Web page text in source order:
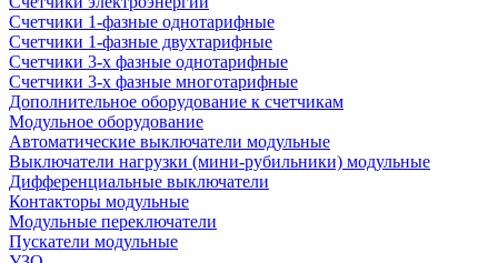
Счетчики 1-фазные однотарифные
Счетчики 1-фазные двухтарифные
Счетчики 3-х фазные однотарифные
Счетчики 3-х фазные многотарифные
Дополнительное оборудование к счетчикам
Модульное оборудование
Автоматические выключатели модульные
Выключатели нагрузки (мини-рубильники) модульные
Дифференциальные выключатели
Контакторы модульные
Модульные переключатели
Пускатели модульные